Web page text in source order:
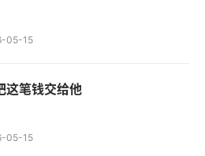
05-15
这笔钱交给他
05-15